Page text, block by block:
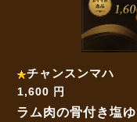
チャンスンマハ
1,600 円
ラム肉の骨付き塩